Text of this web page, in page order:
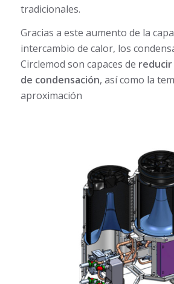
tradicionales.
Gracias a este aumento de la
intercambio de calor, los
Circlemod son capaces de
de condensación, así como la
aproximación